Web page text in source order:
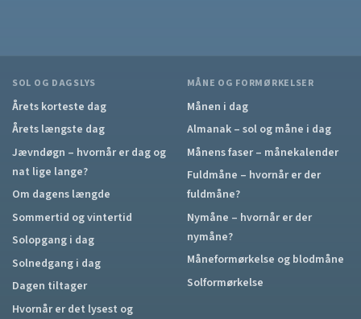
SOL OG DAGSLYS
Årets korteste dag
Årets længste dag
Jævndøgn – hvornår er dag og
nat lige lange?
Om dagens længde
Sommertid og vintertid
Solopgang i dag
Solnedgang i dag
Dagen tiltager
Hvornår er det lysest og
MÅNE OG FORMØRKELSER
Månen i dag
Almanak – sol og måne i dag
Månens faser – månekalender
Fuldmåne – hvornår er der
fuldmåne?
Nymåne – hvornår er der
nymåne?
Måneformørkelse og blodmåne
Solformørkelse